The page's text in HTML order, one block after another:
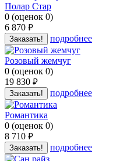
Полар Стар
0 (оценок 0)
6 870 руб.
Заказать! подробнее
Розовый жемчуг
0 (оценок 0)
19 830 руб.
Заказать! подробнее
Романтика
0 (оценок 0)
8 710 руб.
Заказать! подробнее